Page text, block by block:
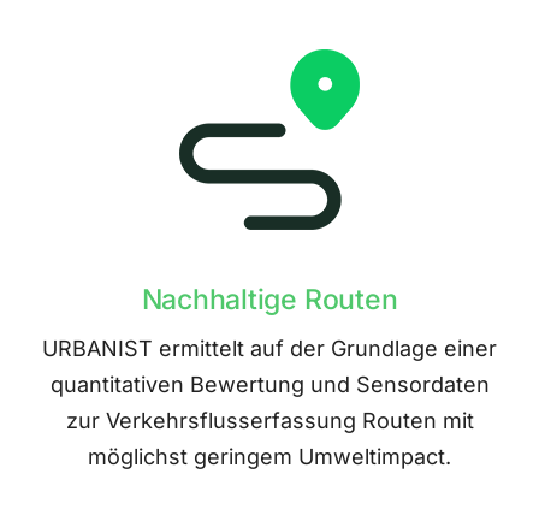
Nachhaltige Routen
URBANIST ermittelt auf der Grundlage einer
quantitativen Bewertung und Sensordaten
zur Verkehrsflusserfassung Routen mit
möglichst geringem Umweltimpact.